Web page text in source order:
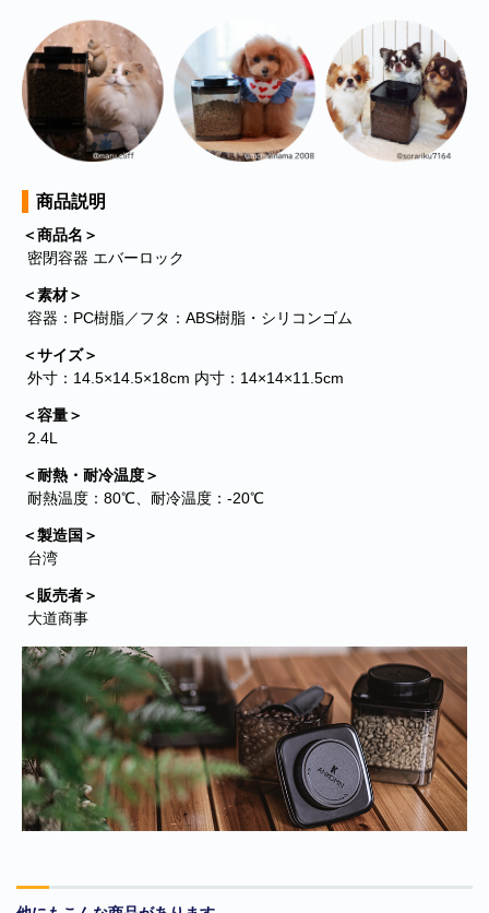
商品説明
＜商品名＞
密閉容器 エバーロック
＜素材＞
容器：PC樹脂／フタ：ABS樹脂・シリコンゴム
＜サイズ＞
外寸：14.5×14.5×18cm 内寸：14×14×11.5cm
＜容量＞
2.4L
＜耐熱・耐冷温度＞
耐熱温度：80℃、耐冷温度：‐20℃
＜製造国＞
台湾
＜販売者＞
大道商事
**年末年始休業日のお知らせ**
年12月31日～2025年1月5日まで休業させていただきます。年内出
荷は12月30日 13:00ご注文分まで、年始は1月6日より開始いたしま
しては、1月6日より順次対応させていただきます。お客様にはご不
便をおかけ致しますが、何卒ご了承くださいますようお願い申し上
げます。
**当店を騙る不審なメールにご注意ください**発信元がヤマト運輸
であるかのように装い、「Marco-Line」からの荷物が配送される旨
の偽のEメールが届くというお問い合わせが多数寄せられていま
に覚えのない場合は、メールを開いたり、メール内のリンクをタッ
プしたり絶対にしないようご注意ください。なお、ご不明の場合
年10月31日(木)〕
**夏期休業日のお知らせ**
夏期休業日とさせていただきます。そのため、8月13日(火)14:00か
ら8月16日(金)14:00の間のご注文分の発送は、8月16日(金)となりま
す。ご了承のほどお願い申し上げます。
■Amaricoドッグフード グレインフリー成犬用（レッド）とグレイ
ンフリー成犬～シニア犬用（ゴールド）が新入荷しました。
Amaricoドッグフード
ステイロイヤル グレインフリー ドッグフードが新たに追加入荷い
たしました。
輸送遅延のため入荷が遅れておりました。まことに申し訳ございま